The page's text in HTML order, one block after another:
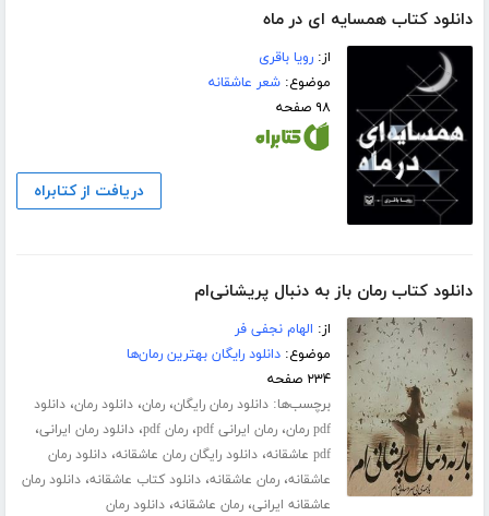
دانلود کتاب همسایه ای در ماه
از:رویا باقری
موضوع:شعر عاشقانه
۹۸ صفحه
دریافت از کتابراه
دانلود کتاب رمان باز به دنبال پریشانی‌ام
از: الهام نجفی فر
موضوع:دانلود رایگان بهترین رمان‌ها
۲۳۴ صفحه
برچسب‌ها:دانلود رمان رایگان،رمان،دانلود رمان،دانلود
pdf رمان
،رمان ایرانی pdf ،رمان pdf ،دانلود رمان ایرانی،
pdf عاشقانه ،دانلود رایگان رمان عاشقانه،دانلود رمان
عاشقانه،رمان عاشقانه،دانلود کتاب عاشقانه،دانلود رمان
عاشقانه ایرانی،رمان عاشقانه،دانلود رمان